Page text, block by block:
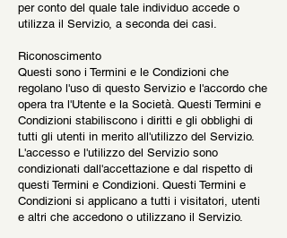
per conto del quale tale individuo accede o
utilizza il Servizio, a seconda dei casi.
Riconoscimento
Questi sono i Termini e le Condizioni che
regolano l'uso di questo Servizio e l'accordo che
opera tra l'Utente e la Società. Questi Termini e
Condizioni stabiliscono i diritti e gli obblighi di
tutti gli utenti in merito all'utilizzo del Servizio.
L'accesso e l'utilizzo del Servizio sono
condizionati dall'accettazione e dal rispetto di
questi Termini e Condizioni. Questi Termini e
Condizioni si applicano a tutti i visitatori, utenti
e altri che accedono o utilizzano il Servizio.